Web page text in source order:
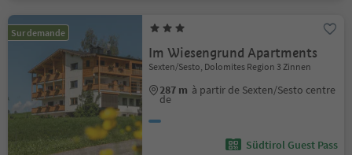
Sur demande
Im Wiesengrund Apartments
Sexten/Sesto, Dolomites Region 3 Zinnen
287 m à partir de Sexten/Sesto centre
de
Südtirol Guest Pass